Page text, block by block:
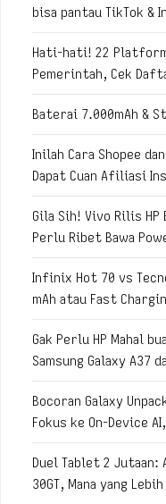
bisa pantau TikTok &
Hati-hati! 22
Pemerintah, Cek
Baterai 7.000mAh &
Inilah Cara Shopee
Dapat Cuan Afiliasi
Gila Sih! Vivo Rilis
Perlu Ribet Bawa
Infinix Hot 70 vs
mAh atau Fast
Gak Perlu HP Mahal
Samsung Galaxy A37
Bocoran Galaxy
Fokus ke On-Device
Duel Tablet 2 Jutaan:
30GT, Mana yang